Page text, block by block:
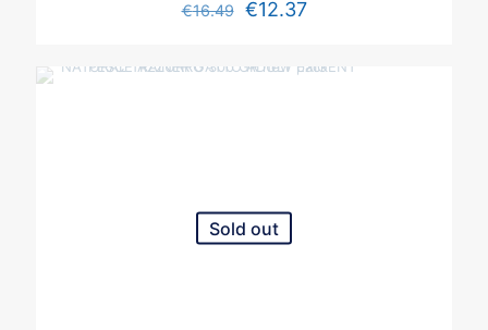
€16.49 €12.37
Sold out